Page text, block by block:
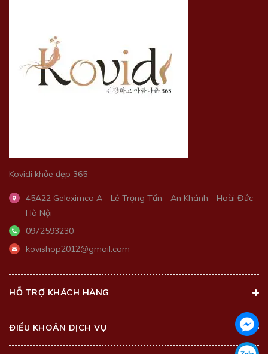
Kovidi khỏe đẹp 365
45A22 Geleximco A - Lê Trọng Tấn - An Khánh - Hoài Đức -
Hà Nội
0972593230
kovishop2012@gmail.com
HỖ TRỢ KHÁCH HÀNG
ĐIỀU KHOẢN DỊCH VỤ